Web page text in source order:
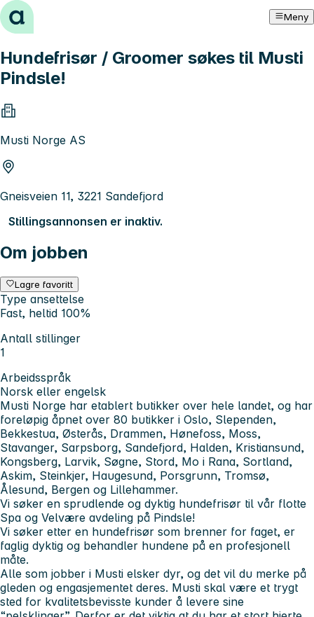
Hopp til innhold Meny
Hundefrisør / Groomer søkes til Musti
Pindsle!
Musti Norge AS
Gneisveien 11, 3221 Sandefjord
Stillingsannonsen er inaktiv.
Om jobben
Lagre favoritt
Type ansettelse
Fast, heltid 100%
Antall stillinger
1
Arbeidsspråk
Norsk eller engelsk
Musti Norge har etablert butikker over hele landet, og har
foreløpig åpnet over 80 butikker i Oslo, Slependen,
Bekkestua, Østerås, Drammen, Hønefoss, Moss,
Stavanger, Sarpsborg, Sandefjord, Halden, Kristiansund,
Kongsberg, Larvik, Søgne, Stord, Mo i Rana, Sortland,
Askim, Steinkjer, Haugesund, Porsgrunn, Tromsø,
Ålesund, Bergen og Lillehammer.
Vi søker en sprudlende og dyktig hundefrisør til vår flotte
Spa og Velvære avdeling på Pindsle!
Vi søker etter en hundefrisør som brenner for faget, er
faglig dyktig og behandler hundene på en profesjonell
måte.
Alle som jobber i Musti elsker dyr, og det vil du merke på
gleden og engasjementet deres. Musti skal være et trygt
sted for kvalitetsbevisste kunder å levere sine